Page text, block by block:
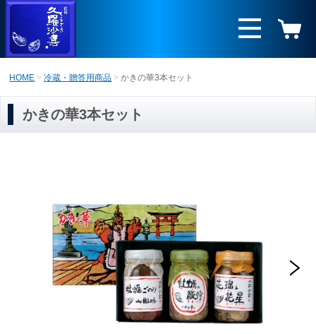
HOME 冷蔵・贈答用商品 かきの華3本セット
かきの華3本セット